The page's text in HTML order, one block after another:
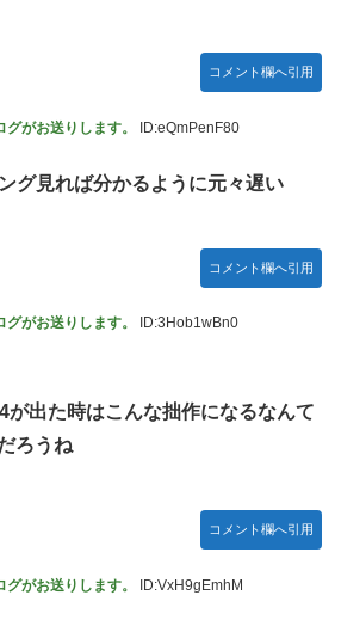
コメント欄へ引用
がお送りします。 ID:eQmPenF80
グ見れば分かるように元々遅い
コメント欄へ引用
がお送りします。 ID:3Hob1wBn0
が出た時はこんな拙作になるなんて
ろうね
コメント欄へ引用
がお送りします。 ID:VxH9gEmhM